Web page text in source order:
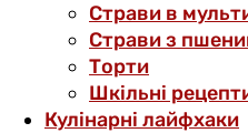
Страви в
Страви з
Торти
Шкільні
Кулінарні лайфхаки